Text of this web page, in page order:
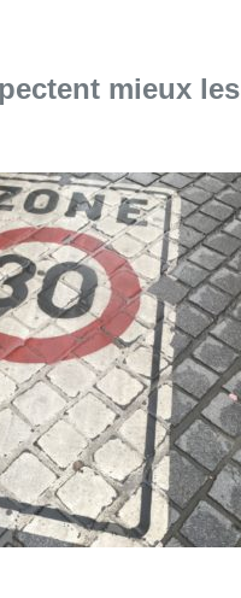
mieux les